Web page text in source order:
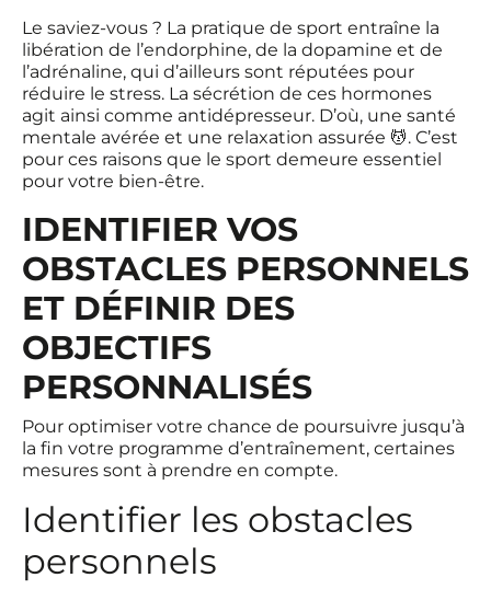
Le saviez-vous ? La pratique de sport entraîne la
libération de l’endorphine, de la dopamine et de
l’adrénaline, qui d’ailleurs sont réputées pour
réduire le stress. La sécrétion de ces hormones
agit ainsi comme antidépresseur. D’où, une santé
mentale avérée et une relaxation assurée 💆. C’est
pour ces raisons que le sport demeure essentiel
pour votre bien-être.
IDENTIFIER VOS
OBSTACLES PERSONNELS
ET DÉFINIR DES
OBJECTIFS
PERSONNALISÉS
Pour optimiser votre chance de poursuivre jusqu’à
la fin votre programme d’entraînement, certaines
mesures sont à prendre en compte.
Identifier les obstacles
personnels